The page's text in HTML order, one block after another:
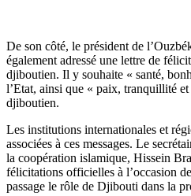
De son côté, le président de
également adressé une lettre de
djiboutien. Il y souhaite « santé,
l’Etat, ainsi que « paix, tranquillité
djiboutien.
Les institutions internationales et
associées à ces messages. Le
la coopération islamique, Hissein
félicitations officielles à l’occasion
passage le rôle de Djibouti dans la